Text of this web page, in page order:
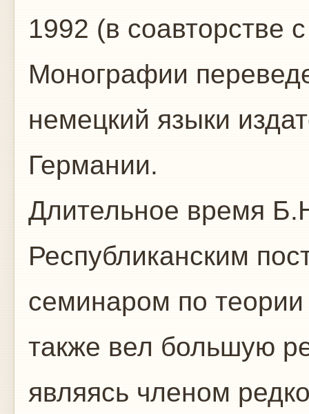
1992 (в соавторстве
Монографии
немецкий языки
Германии.
Длительное время
Республиканским
семинаром по
также вел большую
являясь членом